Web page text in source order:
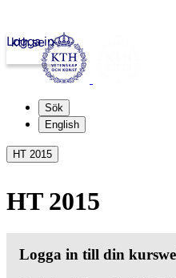
kth.se
Logga in
Sök
English
HT 2015
HT 2015
Logga in till din